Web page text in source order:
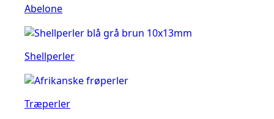
Abelone
Shellperler
Træperler